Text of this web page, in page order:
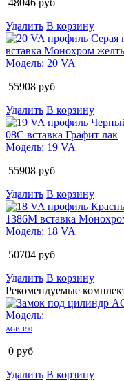
Удалить В корзину
Модель: 20 VA
55908 руб
Удалить В корзину
Модель: 19 VA
55908 руб
Удалить В корзину
Модель: 18 VA
50704 руб
Удалить В корзину
Рекомендуемые
Модель:
AGB 190
0 руб
Удалить В корзину